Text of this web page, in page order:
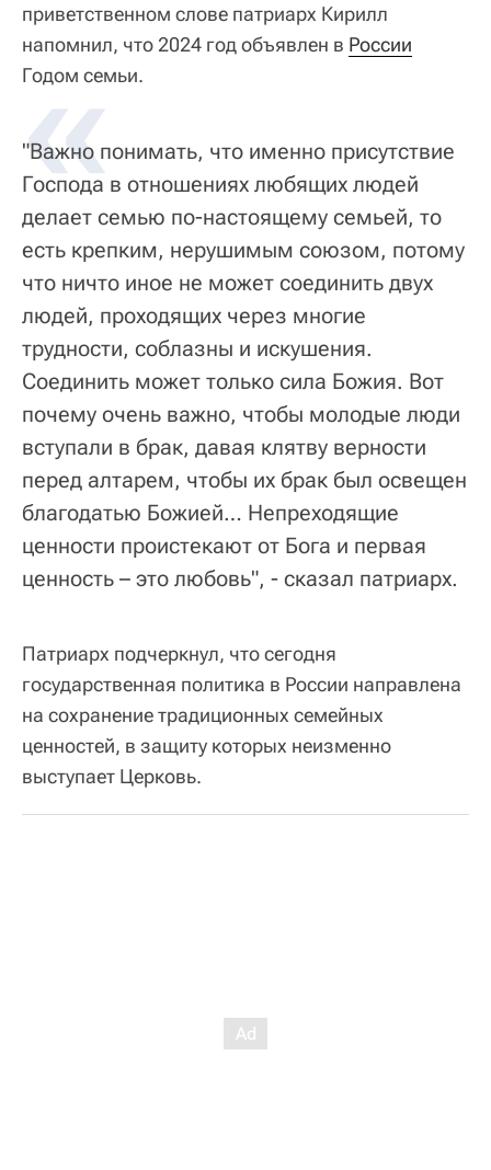
приветственном слове патриарх Кирилл
напомнил, что 2024 год объявлен в России
Годом семьи.
«
"Важно понимать, что именно присутствие
Господа в отношениях любящих людей
делает семью по-настоящему семьей, то
есть крепким, нерушимым союзом, потому
что ничто иное не может соединить двух
людей, проходящих через многие
трудности, соблазны и искушения.
Соединить может только сила Божия. Вот
почему очень важно, чтобы молодые люди
вступали в брак, давая клятву верности
перед алтарем, чтобы их брак был освещен
благодатью Божией… Непреходящие
ценности проистекают от Бога и первая
ценность – это любовь", - сказал патриарх.
Патриарх подчеркнул, что сегодня
государственная политика в России направлена
на сохранение традиционных семейных
ценностей, в защиту которых неизменно
выступает Церковь.